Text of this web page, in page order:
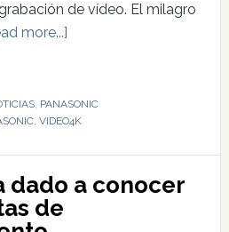
de vídeo. El milagro
more...]
, PANASONIC
, VIDEO4K
dado a conocer
de